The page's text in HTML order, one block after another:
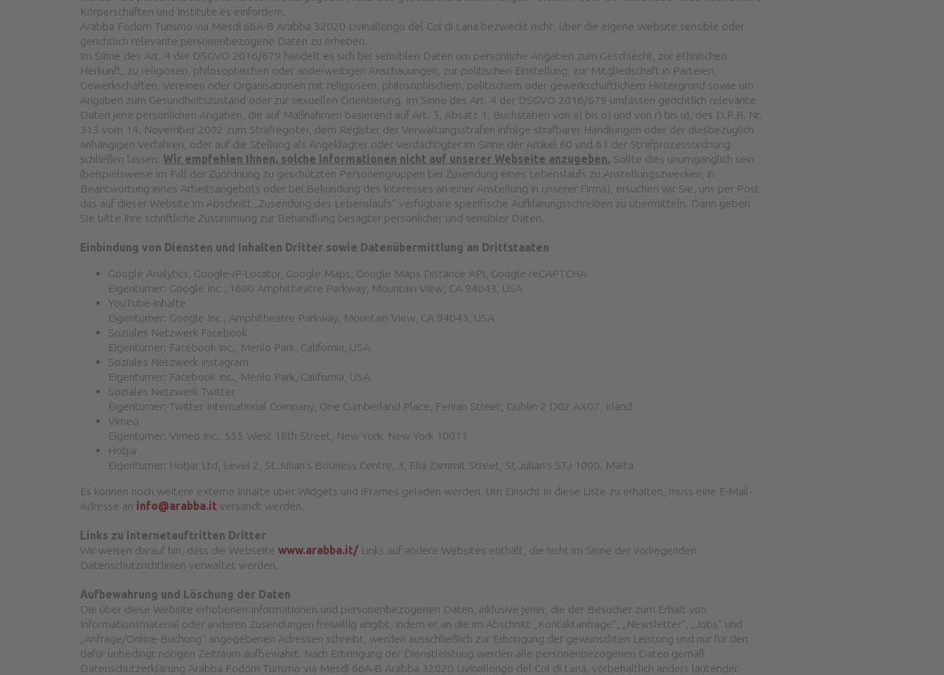
Körperschaften und Institute es einfordern.
Arabba Fodom Turismo via Mesdì 66A-B Arabba 32020 Livinallongo del Col di Lana bezweckt nicht, über die eigene Website sensible oder
gerichtlich relevante personenbezogene Daten zu erheben.
Im Sinne des Art. 4 der DSGVO 2016/679 handelt es sich bei sensiblen Daten um persönliche Angaben zum Geschlecht, zur ethnischen
Herkunft, zu religiösen, philosophischen oder anderweitigen Anschauungen, zur politischen Einstellung, zur Mitgliedschaft in Parteien,
Gewerkschaften, Vereinen oder Organisationen mit religiösem, philosophischem, politischem oder gewerkschaftlichem Hintergrund sowie um
Angaben zum Gesundheitszustand oder zur sexuellen Orientierung. Im Sinne des Art. 4 der DSGVO 2016/679 umfassen gerichtlich relevante
Daten jene persönlichen Angaben, die auf Maßnahmen basierend auf Art. 3, Absatz 1, Buchstaben von a) bis o) und von r) bis u), des D.P.R. Nr.
313 vom 14. November 2002 zum Strafregister, dem Register der Verwaltungsstrafen infolge strafbarer Handlungen oder der diesbezüglich
anhängigen Verfahren, oder auf die Stellung als Angeklagter oder Verdächtigter im Sinne der Artikel 60 und 61 der Strafprozessordnung
schließen lassen. Wir empfehlen Ihnen, solche Informationen nicht auf unserer Webseite anzugeben. Sollte dies unumgänglich sein
(beispielsweise im Fall der Zuordnung zu geschützten Personengruppen bei Zusendung eines Lebenslaufs zu Anstellungszwecken, in
Beantwortung eines Arbeitsangebots oder bei Bekundung des Interesses an einer Anstellung in unserer Firma), ersuchen wir Sie, uns per Post
das auf dieser Website im Abschnitt „Zusendung des Lebenslaufs“ verfügbare spezifische Aufklärungsschreiben zu übermitteln. Darin geben
Sie bitte Ihre schriftliche Zustimmung zur Behandlung besagter persönlicher und sensibler Daten.
Einbindung von Diensten und Inhalten Dritter sowie Datenübermittlung an Drittstaaten
Google Analytics, Google-IP-Locator, Google Maps, Google Maps Distance API, Google reCAPTCHA
Eigentümer: Google Inc., 1600 Amphitheatre Parkway, Mountain View, CA 94043, USA
YouTube-Inhalte
Eigentümer: Google Inc., Amphitheatre Parkway, Mountain View, CA 94043, USA
Soziales Netzwerk Facebook
Eigentümer: Facebook Inc., Menlo Park, California, USA
Soziales Netzwerk Instagram
Eigentümer: Facebook Inc., Menlo Park, California, USA
Soziales Netzwerk Twitter
Eigentümer: Twitter International Company, One Cumberland Place, Fenian Street, Dublin 2 D02 AX07, Irland
Vimeo
Eigentümer: Vimeo Inc., 555 West 18th Street, New York, New York 10011
Hotjar
Eigentümer: Hotjar Ltd, Level 2, St Julian’s Business Centre, 3, Elia Zammit Street, St Julian’s STJ 1000, Malta
Es können noch weitere externe Inhalte über Widgets und iFrames geladen werden. Um Einsicht in diese Liste zu erhalten, muss eine E-Mail-
Adresse an info@arabba.it versandt werden.
Links zu Internetauftritten Dritter
Wir weisen darauf hin, dass die Webseitewww.arabba.it/ Links auf andere Websites enthält, die nicht im Sinne der vorliegenden
Datenschutzrichtlinien verwaltet werden.
Aufbewahrung und Löschung der Daten
Die über diese Website erhobenen Informationen und personenbezogenen Daten, inklusive jener, die der Besucher zum Erhalt von
Informationsmaterial oder anderen Zusendungen freiwillig angibt, indem er an die im Abschnitt „Kontaktanfrage“, „Newsletter“, „Jobs“ und
„Anfrage/Online-Buchung“ angegebenen Adressen schreibt, werden ausschließlich zur Erbringung der gewünschten Leistung und nur für den
dafür unbedingt nötigen Zeitraum aufbewahrt. Nach Erbringung der Dienstleistung werden alle personenbezogenen Daten gemäß
Datenschutzerklärung Arabba Fodom Turismo via Mesdì 66A-B Arabba 32020 Livinallongo del Col di Lana, vorbehaltlich anders lautender